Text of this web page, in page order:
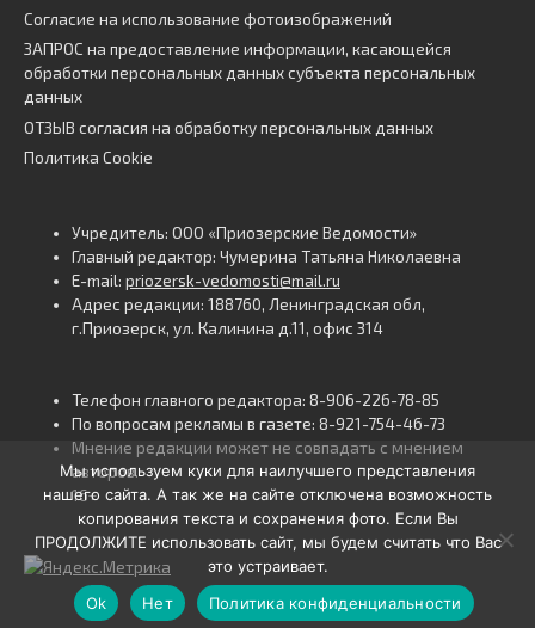
Согласие на использование фотоизображений
ЗАПРОС на предоставление информации, касающейся
обработки персональных данных субъекта персональных
данных
ОТЗЫВ согласия на обработку персональных данных
Политика Cookie
Учредитель: ООО «Приозерские Ведомости»
Главный редактор: Чумерина Татьяна Николаевна
E-mail: priozersk-vedomosti@mail.ru
Адрес редакции: 188760, Ленинградская обл,
г.Приозерск, ул. Калинина д.11, офис 314
Телефон главного редактора: 8-906-226-78-85
По вопросам рекламы в газете: 8-921-754-46-73
Мнение редакции может не совпадать с мнением
авторов.
16+
Мы используем куки для наилучшего представления
нашего сайта. А так же на сайте отключена возможность
копирования текста и сохранения фото. Если Вы
ПРОДОЛЖИТЕ использовать сайт, мы будем считать что Вас
это устраивает.
Ok
Нет Политика конфиденциальности